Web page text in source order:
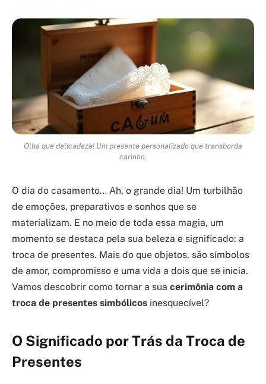
Olha que delicadeza! Um presente personalizado que transborda
carinho.
O dia do casamento… Ah, o grande dia! Um turbilhão
de emoções, preparativos e sonhos que se
materializam. E no meio de toda essa magia, um
momento se destaca pela sua beleza e significado: a
troca de presentes. Mais do que objetos, são símbolos
de amor, compromisso e uma vida a dois que se inicia.
Vamos descobrir como tornar a sua cerimônia com a
troca de presentes simbólicos inesquecível?
O Significado por Trás da Troca de
Presentes